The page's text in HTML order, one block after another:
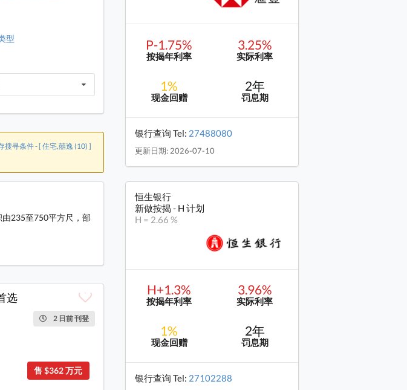
型
搜寻条件 - [ 住宅,囍逸 (10) ]
235至750平方尺，部
选
2 日前 刊登
售 $362 万元
P-1.75%
按揭年利率
3.25%
实际利率
1%
现金回赠
2年
罚息期
银行查询 Tel: 27488080
更新日期: 2026-07-10
恒生银行
新做按揭 - H 计划
H = 2.66 %
H+1.3%
按揭年利率
3.96%
实际利率
1%
现金回赠
2年
罚息期
银行查询 Tel: 27102288